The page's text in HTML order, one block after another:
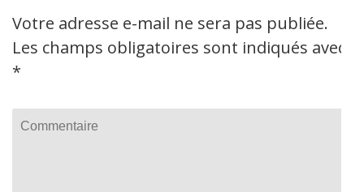
Votre adresse e-mail ne sera pas publiée.
Les champs obligatoires sont indiqués avec
*
Commentaire